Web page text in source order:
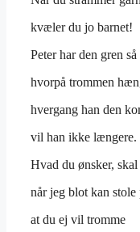
kvæler du jo barnet!
Peter har den gren
hvorpå trommen
hvergang han den
vil han ikke længere.
Hvad du ønsker, skal
når jeg blot kan stole
at du ej vil tromme